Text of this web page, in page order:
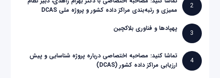
2
ممیزی و رتبه‌بندی مراکز داده کشور و پروژه ملی DCAS
3
پهپادها و فناوری بلاکچین
4
تماشا کنید: مصاحبه اختصاصی درباره پروژه شناسایی و پیش
ارزیابی مراکز داده کشور (DCAS)